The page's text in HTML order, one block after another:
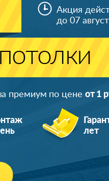
Акция
до 07
премиум по цене от 1
лет